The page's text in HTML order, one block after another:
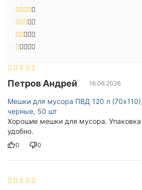
Петров Андрей 16.06.2026
Мешки для мусора ПВД 120 л (70х110),
черные, 50 шт
Хорошие мешки для мусора. Упаковка
удобно.
0 0